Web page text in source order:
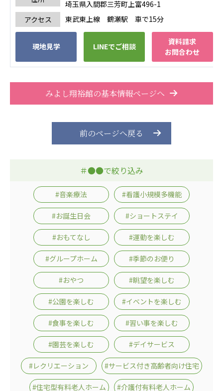
埼玉県入間郡三芳町上富496-1
アクセス
東武東上線 鶴瀬駅 車で15分
現地見学 LINEでご相談
資料請求
お問合わせ
みよし翔裕館の基本情報ページへ
前のページへ戻る
＃●●で絞り込み
#音楽療法 #看護小規模多機能
#お誕生日会 #ショートステイ
#おもてなし #運動を楽しむ
#グループホーム #季節のお便り
#おやつ #眺望を楽しむ
#公園を楽しむ #イベントを楽しむ
#食事を楽しむ #習い事を楽しむ
#園芸を楽しむ #デイサービス
#レクリエーション #サービス付き高齢者向け住宅
#住宅型有料老人ホーム #介護付有料老人ホーム